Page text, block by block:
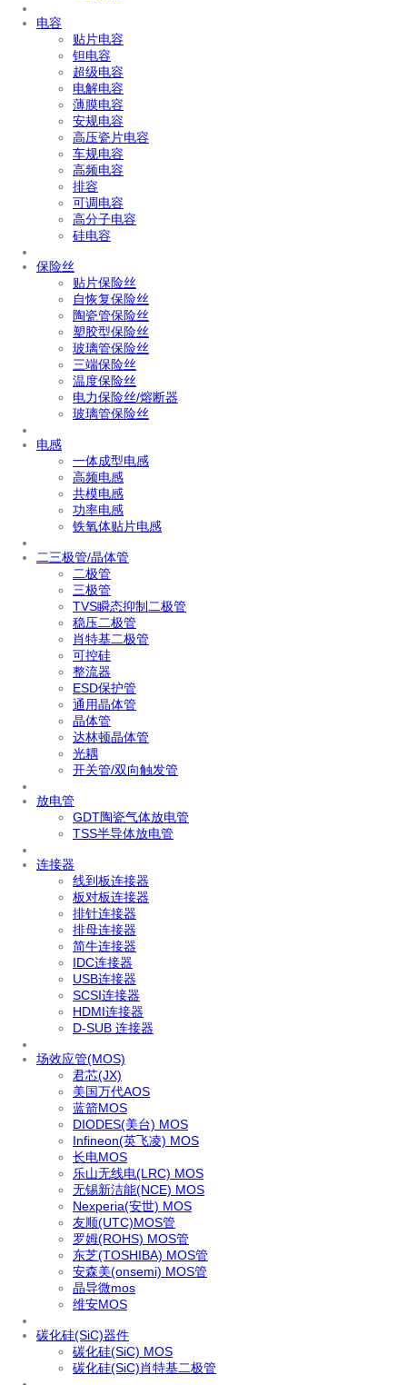
电容
贴片电容
钽电容
超级电容
电解电容
薄膜电容
安规电容
高压瓷片电容
车规电容
高频电容
排容
可调电容
高分子电容
硅电容
保险丝
贴片保险丝
自恢复保险丝
陶瓷管保险丝
塑胶型保险丝
玻璃管保险丝
三端保险丝
温度保险丝
电力保险丝/熔断器
玻璃管保险丝
电感
一体成型电感
高频电感
共模电感
功率电感
铁氧体贴片电感
二三极管/晶体管
二极管
三极管
TVS瞬态抑制二极管
稳压二极管
肖特基二极管
可控硅
整流器
ESD保护管
通用晶体管
晶体管
达林顿晶体管
光耦
开关管/双向触发管
放电管
GDT陶瓷气体放电管
TSS半导体放电管
连接器
线到板连接器
板对板连接器
排针连接器
排母连接器
简牛连接器
IDC连接器
USB连接器
SCSI连接器
HDMI连接器
D-SUB 连接器
场效应管(MOS)
君芯(JX)
美国万代AOS
蓝箭MOS
DIODES(美台) MOS
Infineon(英飞凌) MOS
长电MOS
乐山无线电(LRC) MOS
无锡新洁能(NCE) MOS
Nexperia(安世) MOS
友顺(UTC)MOS管
罗姆(ROHS) MOS管
东芝(TOSHIBA) MOS管
安森美(onsemi) MOS管
晶导微mos
维安MOS
碳化硅(SiC)器件
碳化硅(SiC) MOS
碳化硅(SiC)肖特基二极管